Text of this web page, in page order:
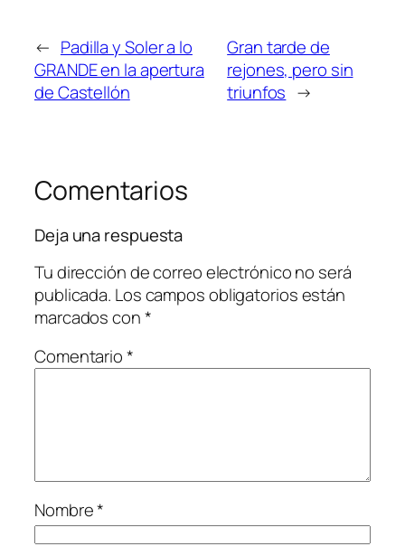
← Padilla y Soler a lo
GRANDE en la apertura
de Castellón
Gran tarde de
rejones, pero sin
triunfos →
Comentarios
Deja una respuesta
Tu dirección de correo electrónico no será
publicada. Los campos obligatorios están
marcados con*
Comentario*
Nombre*